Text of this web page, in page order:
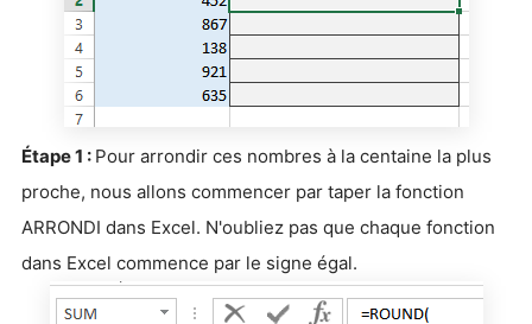
Étape 1 : Pour arrondir ces nombres à la centaine la plus
proche, nous allons commencer par taper la fonction
ARRONDI dans Excel. N'oubliez pas que chaque fonction
dans Excel commence par le signe égal.